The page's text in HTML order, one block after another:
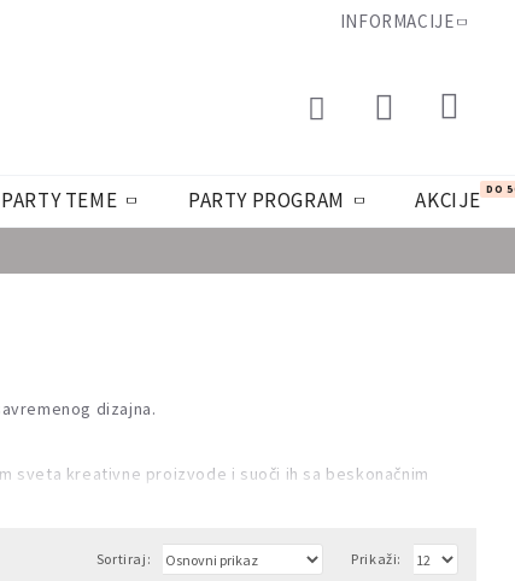
INFORMACIJE
PARTY TEME PARTY PROGRAM AKCIJE DO
dizajna.
sveta kreativne proizvode i suoči ih sa beskonačnim
Sortiraj: Prikaži: